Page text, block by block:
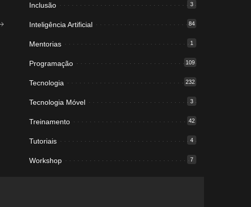
Inclusão 3
Inteligência Artificial 84
Mentorias 1
Programação 109
Tecnologia 232
Tecnologia Móvel 3
Treinamento 42
Tutoriais 4
Workshop 7